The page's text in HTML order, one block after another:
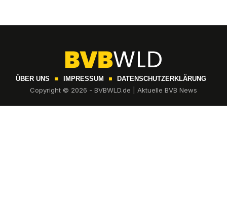
ÜBER UNS IMPRESSUM DATENSCHUTZERKLÄRUNG
Copyright © 2026 - BVBWLD.de | Aktuelle BVB News